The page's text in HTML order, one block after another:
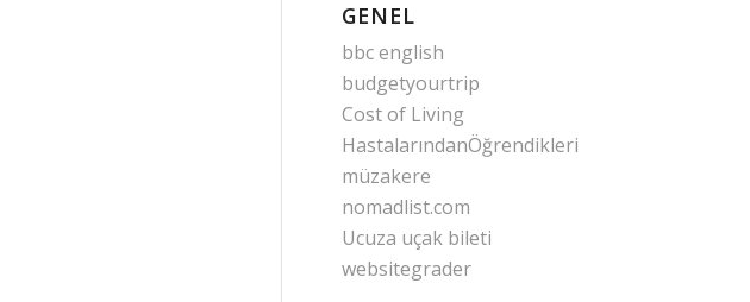
GENEL
bbc english
budgetyourtrip
Cost of Living
HastalarındanÖğrendikleri
müzakere
nomadlist.com
Ucuza uçak bileti
websitegrader